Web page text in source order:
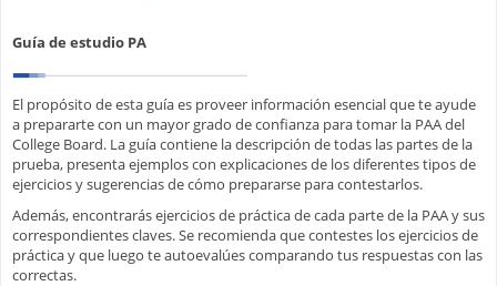
Guía de estudio PA
El propósito de esta guía es proveer información esencial que te ayude
a prepararte con un mayor grado de confianza para tomar la PAA del
College Board. La guía contiene la descripción de todas las partes de la
prueba, presenta ejemplos con explicaciones de los diferentes tipos de
ejercicios y sugerencias de cómo prepararse para contestarlos.
Además, encontrarás ejercicios de práctica de cada parte de la PAA y sus
correspondientes claves. Se recomienda que contestes los ejercicios de
práctica y que luego te autoevalúes comparando tus respuestas con las
correctas.